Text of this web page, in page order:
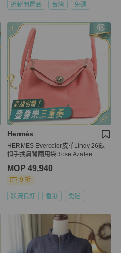
近新閒置品 台灣 免運
Hermès
HERMES Evercolor皮革Lindy 26銀
扣手挽肩背兩用袋Rose Azalee
MOP 49,940
9 折
狀況良好 香港 免運